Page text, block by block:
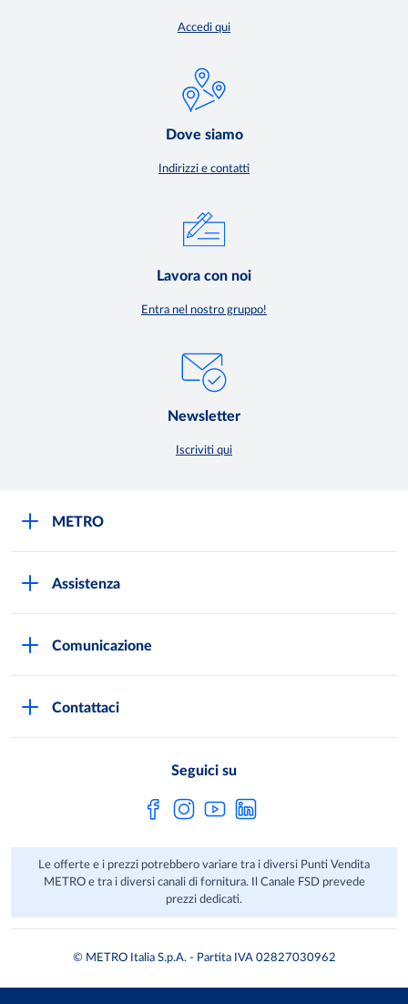
Accedi qui
Dove siamo
Indirizzi e contatti
Lavora con noi
Entra nel nostro gruppo!
Newsletter
Iscriviti qui
METRO
Metro AG
Assistenza
Comunicazione
Contattaci
Seguici su
Le offerte e i prezzi potrebbero variare tra i diversi Punti Vendita
METRO e tra i diversi canali di fornitura. Il Canale FSD prevede
prezzi dedicati.
© METRO Italia S.p.A. - Partita IVA 02827030962